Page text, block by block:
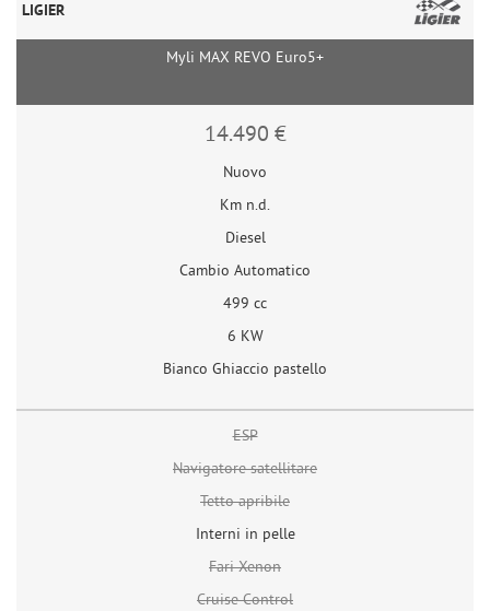
LIGIER
Myli MAX REVO Euro5+
14.490 €
Nuovo
Km n.d.
Diesel
Cambio Automatico
499 cc
6 KW
Bianco Ghiaccio pastello
ESP
Navigatore satellitare
Tetto apribile
Interni in pelle
Fari Xenon
Cruise Control